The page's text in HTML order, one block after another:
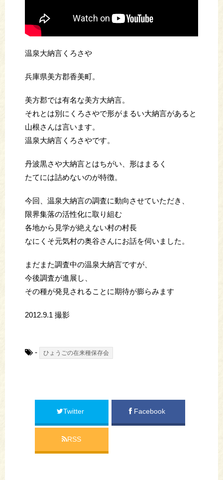
温泉大納言くろさや
兵庫県美方郡香美町。
美方郡では有名な美方大納言。
それとは別にくろさやで形がまるい大納言があると
山根さんは言います。
温泉大納言くろさやです。
丹波黒さや大納言とはちがい、形はまるく
たてには詰めないのが特徴。
今回、温泉大納言の調査に動向させていただき、
限界集落の活性化に取り組む
各地から見学が絶えない村の村長
なにくそ元気村の奥谷さんにお話を伺いました。
まだまた調査中の温泉大納言ですが、
今後調査が進展し、
その種が発見されることに期待が膨らみます
2012.9.1 撮影
- ひょうごの在来種保存会
Twitter Facebook
RSS